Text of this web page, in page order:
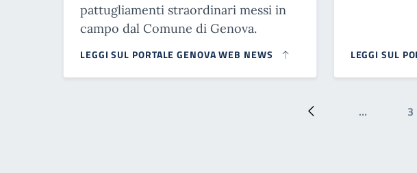
pattugliamenti straordinari messi in
campo dal Comune di Genova.
LEGGI SUL PORTALE GENOVA WEB NEWS LEGGI SUL
Pagina precedente
… 3